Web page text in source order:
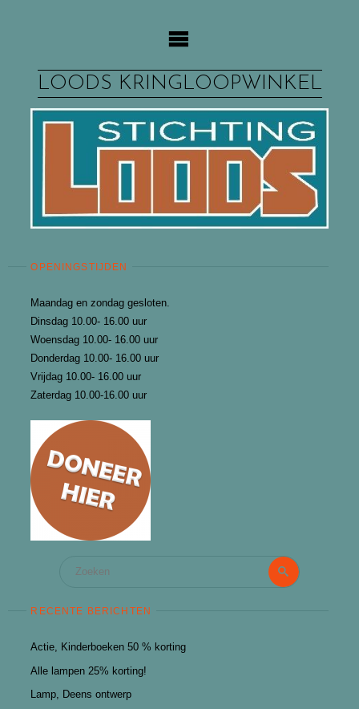
LOODS KRINGLOOPWINKEL
OPENINGSTIJDEN
Maandag en zondag gesloten.
Dinsdag 10.00- 16.00 uur
Woensdag 10.00- 16.00 uur
Donderdag 10.00- 16.00 uur
Vrijdag 10.00- 16.00 uur
Zaterdag 10.00-16.00 uur
Zoeken
RECENTE BERICHTEN
Actie, Kinderboeken 50 % korting
Alle lampen 25% korting!
Lamp, Deens ontwerp